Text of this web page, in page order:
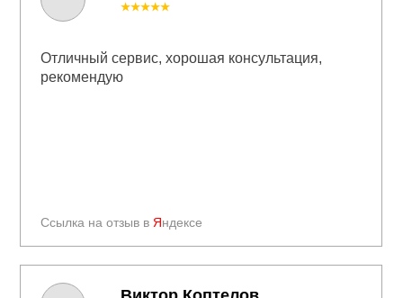
Ссылка на отзыв в Яндексе
★★★★★
Отличный сервис, хорошая консультация,
рекомендую